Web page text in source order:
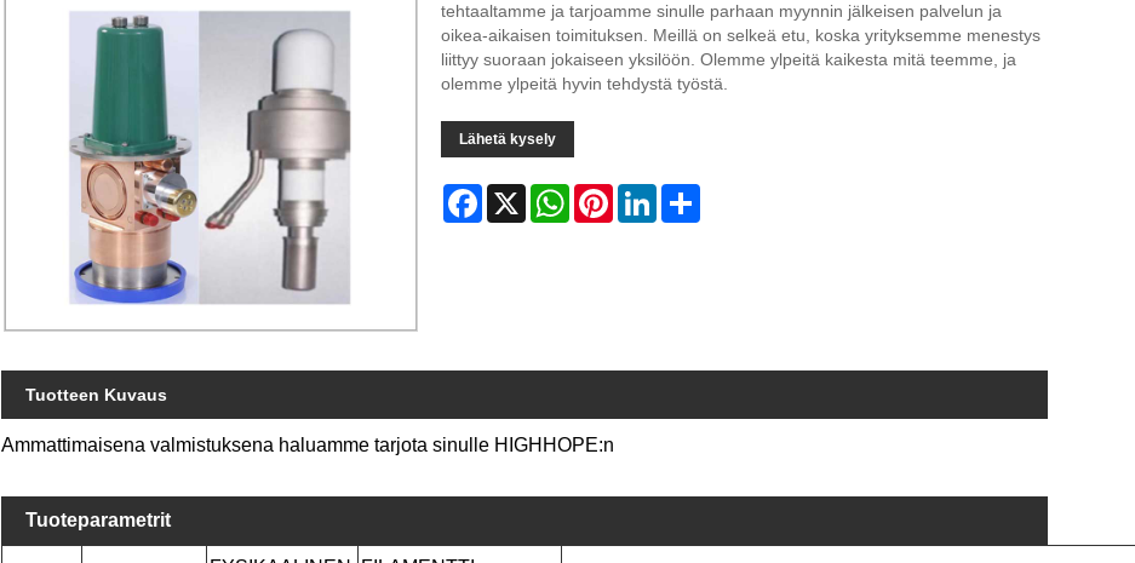
tehtaaltamme ja tarjoamme sinulle parhaan myynnin jälkeisen palvelun ja
oikea-aikaisen toimituksen. Meillä on selkeä etu, koska yrityksemme menestys
liittyy suoraan jokaiseen yksilöön. Olemme ylpeitä kaikesta mitä teemme, ja
olemme ylpeitä hyvin tehdystä työstä.
Lähetä kysely
Facebook
X WhatsAppPinterestLinkedInShare
Tuotteen Kuvaus
Ammattimaisena valmistuksena haluamme tarjota sinulle HIGHHOPE:n
Tuoteparametrit